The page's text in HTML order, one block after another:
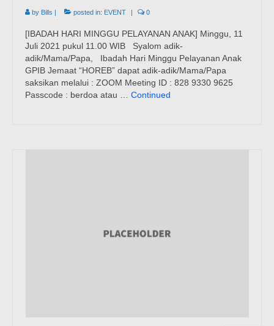
by Bills | posted in: EVENT | 0
[IBADAH HARI MINGGU PELAYANAN ANAK] Minggu, 11
Juli 2021 pukul 11.00 WIB Syalom adik-
adik/Mama/Papa, Ibadah Hari Minggu Pelayanan Anak
GPIB Jemaat “HOREB” dapat adik-adik/Mama/Papa
saksikan melalui : ZOOM Meeting ID : 828 9330 9625
Passcode : berdoa atau … Continued